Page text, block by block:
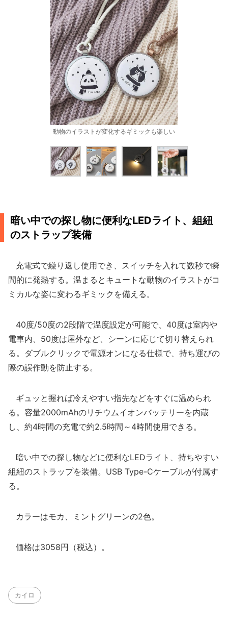
動物のイラストが変化するギミックも楽しい
暗い中での探し物に便利なLEDライト、組紐
のストラップ装備
充電式で繰り返し使用でき、スイッチを入れて数秒で瞬
間的に発熱する。温まるとキュートな動物のイラストがコ
ミカルな姿に変わるギミックを備える。
40度/50度の2段階で温度設定が可能で、40度は室内や
電車内、50度は屋外など、シーンに応じて切り替えられ
る。ダブルクリックで電源オンになる仕様で、持ち運びの
際の誤作動を防止する。
ギュッと握れば冷えやすい指先などをすぐに温められ
る。容量2000mAhのリチウムイオンバッテリーを内蔵
し、約4時間の充電で約2.5時間～4時間使用できる。
暗い中での探し物などに便利なLEDライト、持ちやすい
組紐のストラップを装備。USB Type-Cケーブルが付属す
る。
カラーはモカ、ミントグリーンの2色。
価格は3058円（税込）。
カイロ